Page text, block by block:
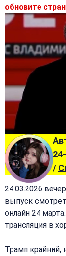
обновите
/
24.03.2026
выпуск
онлайн 24
трансляция в
Трамп крайний,